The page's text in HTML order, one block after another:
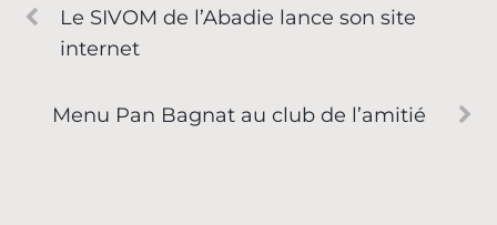
Le SIVOM de l’Abadie lance son site
internet
Menu Pan Bagnat au club de l’amitié